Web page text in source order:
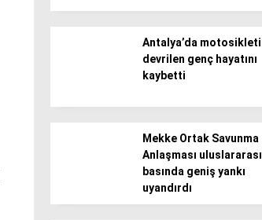
Antalya’da motosikleti
devrilen genç hayatını
kaybetti
Mekke Ortak Savunma
Anlaşması uluslararası
basında geniş yankı
uyandırdı